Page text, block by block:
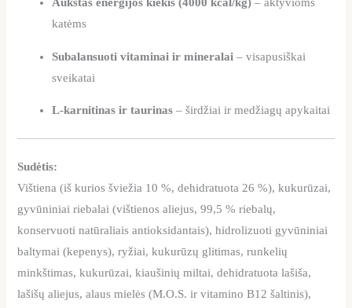
Aukštas energijos kiekis (4000 kcal/kg) – aktyvioms
katėms
Subalansuoti vitaminai ir mineralai – visapusiškai
sveikatai
L-karnitinas ir taurinas – širdžiai ir medžiagų apykaitai
Sudėtis:
Vištiena (iš kurios šviežia 10 %, dehidratuota 26 %), kukurūzai,
gyvūniniai riebalai (vištienos aliejus, 99,5 % riebalų,
konservuoti natūraliais antioksidantais), hidrolizuoti gyvūniniai
baltymai (kepenys), ryžiai, kukurūzų glitimas, runkelių
minkštimas, kukurūzai, kiaušinių miltai, dehidratuota lašiša,
lašišų aliejus, alaus mielės (M.O.S. ir vitamino B12 šaltinis),